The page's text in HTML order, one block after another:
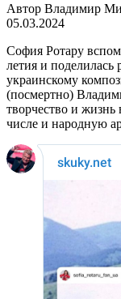
Автор Владимир
05.03.2024
София Ротару
летия и поделилась
украинскому
(посмертно)
творчество и
числе и народную